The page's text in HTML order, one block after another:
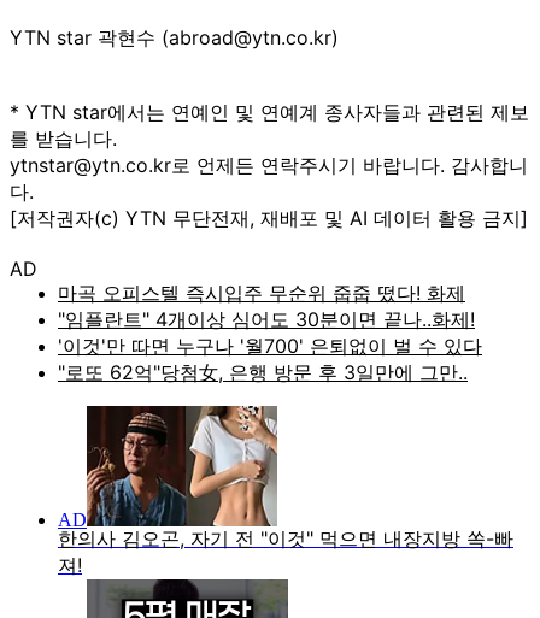
YTN star 곽현수 (abroad@ytn.co.kr)
* YTN star에서는 연예인 및 연예계 종사자들과 관련된 제보
를 받습니다.
ytnstar@ytn.co.kr로 언제든 연락주시기 바랍니다. 감사합니
다.
[저작권자(c) YTN 무단전재, 재배포 및 AI 데이터 활용 금지]
AD